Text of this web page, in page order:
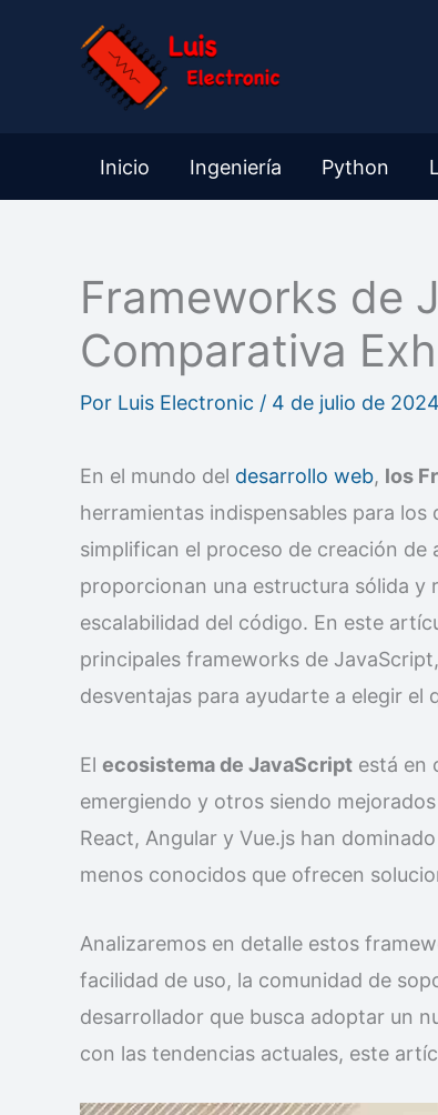
Inicio Ingeniería Python
Frameworks de
Comparativa
Por Luis Electronic / 4 de julio de 2024
En el mundo del desarrollo web, los
herramientas indispensables para
simplifican el proceso de creación de
proporcionan una estructura sólida y
escalabilidad del código. En este
principales frameworks de
desventajas para ayudarte a elegir el
El ecosistema de JavaScript está en
emergiendo y otros siendo
React, Angular y Vue.js han
menos conocidos que ofrecen
Analizaremos en detalle estos
facilidad de uso, la comunidad de
desarrollador que busca adoptar un
con las tendencias actuales, este